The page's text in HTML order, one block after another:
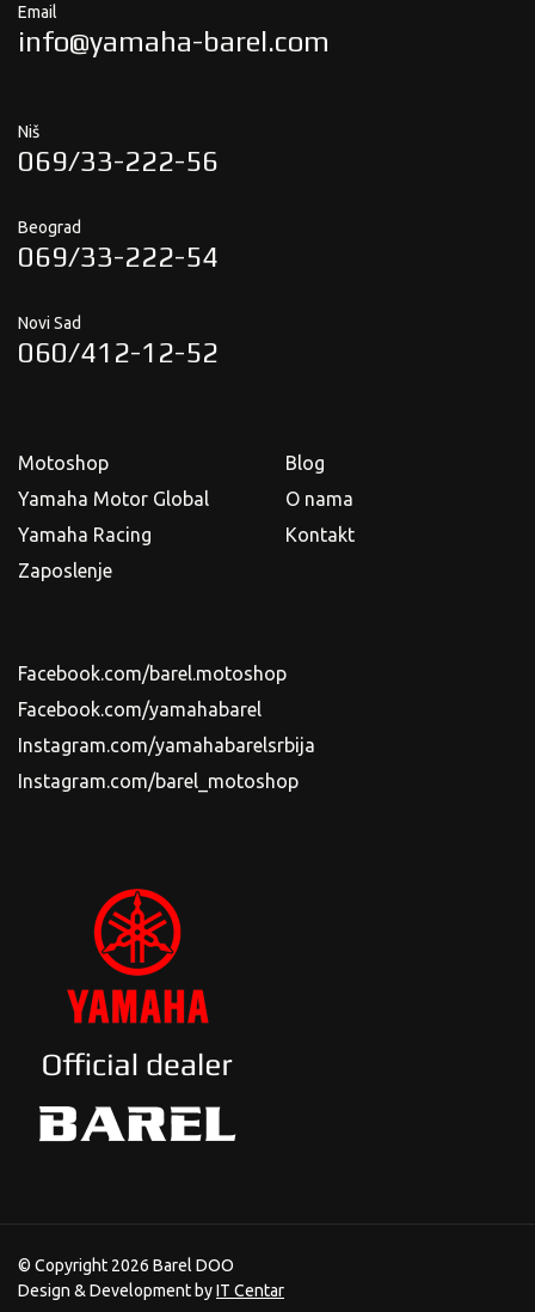
Email
info@yamaha-barel.com
Niš
069/33-222-56
Beograd
069/33-222-54
Novi Sad
060/412-12-52
Motoshop
Yamaha Motor Global
Yamaha Racing
Zaposlenje
Blog
O nama
Kontakt
Facebook.com/barel.motoshop
Facebook.com/yamahabarel
Instagram.com/yamahabarelsrbija
Instagram.com/barel_motoshop
© Copyright 2026 Barel DOO
Design & Development byIT Centar